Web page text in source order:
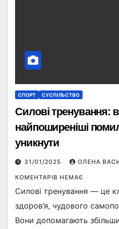
СПОРТ СУСПІЛЬСТВО
Силові тренування:
найпоширеніші
уникнути
31/01/2025 ОЛЕНА
КОМЕНТАРІВ НЕМАЄ
Силові тренування — це
здоров’я, чудового
Вони допомагають